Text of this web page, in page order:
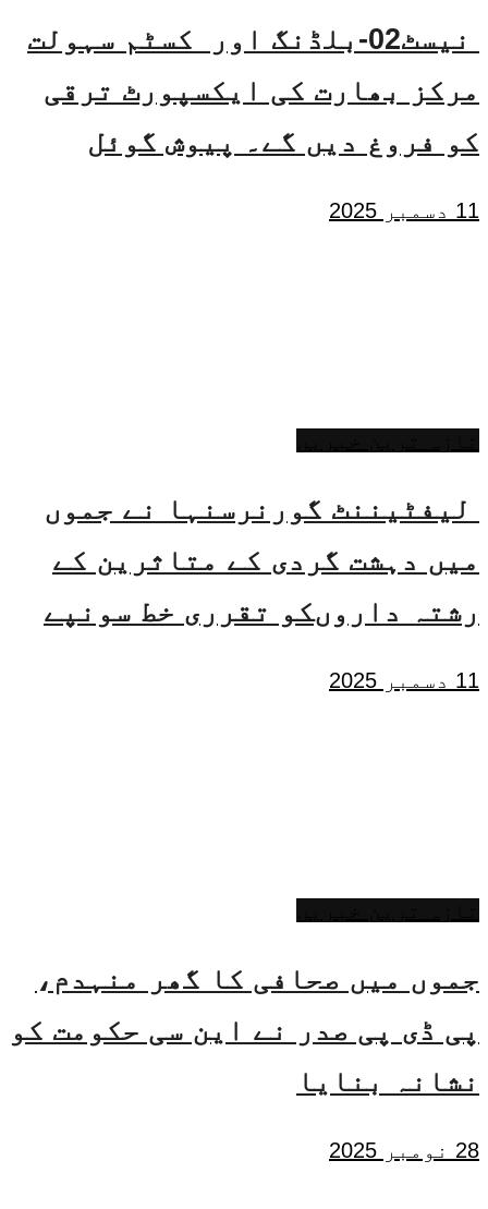
نیسٹ02-بلڈنگ اور کسٹم سہولت
مرکز بھارت کی ایکسپورٹ ترقی
کو فروغ دیں گے۔ پیوش گوئل
11 دسمبر 2025
لیفٹیننٹ گورنرسنہا نے جموں
میں دہشت گردی کے متاثرین کے
رشتہ داروںکو تقرری خط سونپے
11 دسمبر 2025
جموں میں صحافی کا گھر منہدم،
پی ڈی پی صدر نے این سی حکومت کو
نشانہ بنایا
28 نومبر 2025